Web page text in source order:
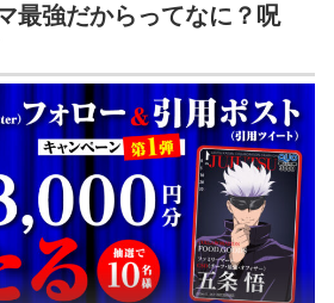
最強だからってなに？呪